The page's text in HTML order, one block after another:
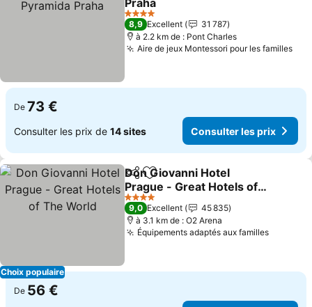
Praha
Consulter les prix
4 Étoiles
8,9 Excellent
31 787
à 2.2 km de : Pont Charles
Aire de jeux Montessori pour les familles
De 73 €
Consulter les prix de 14 sites Consulter les prix
Choix populaire
PartagerAjouter à mes favoris
Don Giovanni Hotel
Prague - Great Hotels of
The World
Consulter les prix
4 Étoiles
9,0 Excellent
45 835
à 3.1 km de : O2 Arena
Équipements adaptés aux familles
De 56 €